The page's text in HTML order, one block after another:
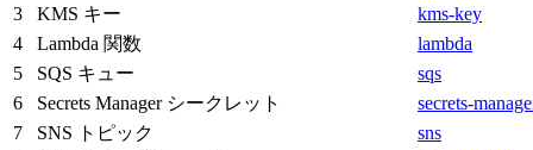
3
KMS キー
kms-key
4
Lambda 関数
lambda
5
SQS キュー
sqs
6
Secrets Manager シークレット
secrets-
7
SNS トピック
sns